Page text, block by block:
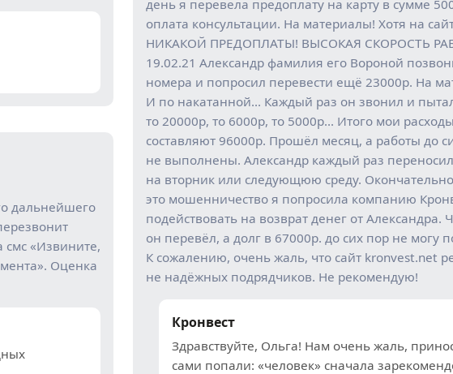
день я перевела предоплату на карту в сумме
оплата консультации. На материалы! Хотя на
НИКАКОЙ ПРЕДОПЛАТЫ! ВЫСОКАЯ СКОРОСТЬ
19.02.21 Александр фамилия его Вороной
номера и попросил перевести ещё 23000р. На
И по накатанной… Каждый раз он звонил и
то 20000р, то 6000р, то 5000р… Итого мои
составляют 96000р. Прошёл месяц, а работы до
не выполнены. Александр каждый раз
на вторник или следующюю среду.
это мошенничество я попросила компанию
подействовать на возврат денег от Александра.
он перевёл, а долг в 67000р. до сих пор не могу
К сожалению, очень жаль, что сайт kronvest.net
не надёжных подрядчиков. Не рекомендую!
Кронвест
Здравствуйте, Ольга! Нам очень жаль,
сами попали: «человек» сначала
дальнейшего
«Извините,
Оценка